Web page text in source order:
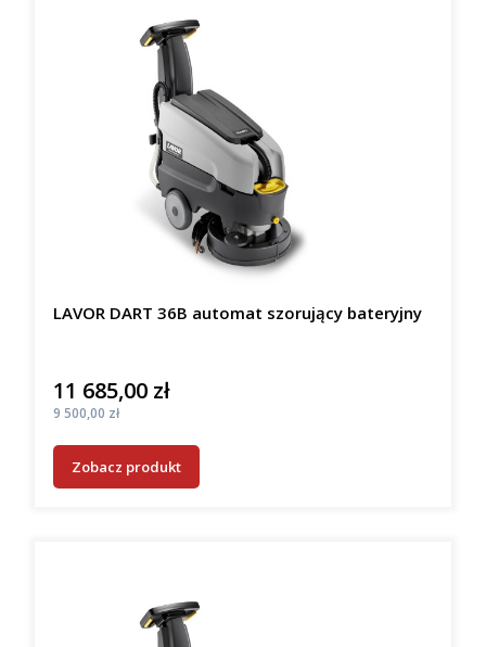
LAVOR DART 36B automat szorujący bateryjny
Cena
11 685,00 zł
Cena
9 500,00 zł
Zobacz produkt